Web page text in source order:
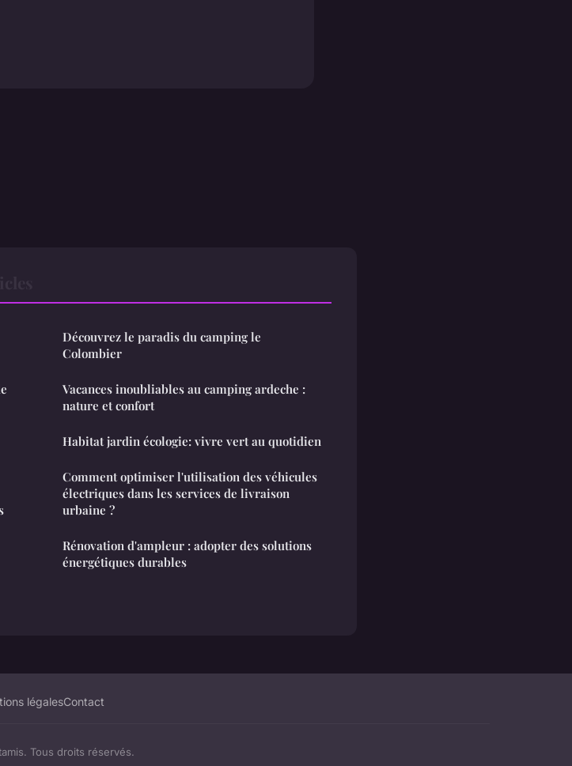
Découvrez le paradis du camping le
Colombier
Vacances inoubliables au camping ardeche :
nature et confort
Habitat jardin écologie: vivre vert au quotidien
Comment optimiser l'utilisation des véhicules
électriques dans les services de livraison
urbaine ?
Rénovation d'ampleur : adopter des solutions
énergétiques durables
légalesContact
Tous droits réservés.